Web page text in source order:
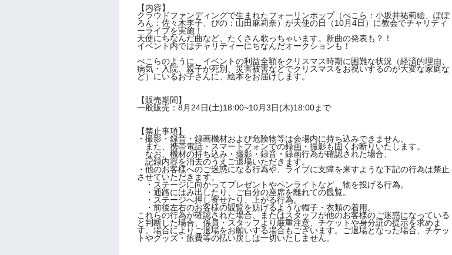
【内容】
クラウドファンディングで生まれたフォーリンポップ（ぺこら：小坂井祐莉絵、ぽぽ
ろん：佐々木李子、ぴの：山田麻莉奈）が天使の日（10月4日）に教会でチャリティ
ーライブを実施！
天使にちなんだ曲など、たくさん歌っちゃいます。新曲の発表も？！
イベント内ではチャリティーにちなんだオークションも！
ぺこらのように、イベントの利益全額をクリスマス時期に困難な状況（経済的理由、
病気・入院、親子が死別、災害被害などでクリスマスをお祝いするのが大変な家庭な
ど）にいるお子さんに、絵本をお届けします。
【販売期間】
一般販売：8月24日(土)18:00~10月3日(木)18:00まで
【禁止事項】
・撮影・録音・録画機材および危険物等は会場内に持ち込みできません。
また、携帯電話・スマートフォンでの録画・撮影も固くお断りいたします。
なお、機材の持ち込み・撮影・録音・録画行為が確認された場合、
記録内容を消去のうえご退場いただきます。
・他のお客様へのご迷惑になる行為や、ライブに支障を来すような下記の行為は禁止
させていただきます。
・ステージに向かってプレゼントやペンライトなど、物を投げる行為。
・通路にはみ出したり、ご自分の座席を離れての観覧。
・ステージへ押し寄せたり、上がる行為。
・前後左右のお客様の観覧を妨げるような帽子・衣類の着用。
これらの行為が確認された場合、またはスタッフが他のお客様のご迷惑になっている
と判断した場合、係員・スタッフより厳重注意、チケットや身分証の提示を求めま
す。場合によりご退場をお願いする場合もございます。ご退場となった場合、チケッ
トやグッズ・旅費等の払い戻しは一切いたしません。